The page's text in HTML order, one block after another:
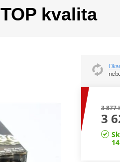
kvalita
3 877
3